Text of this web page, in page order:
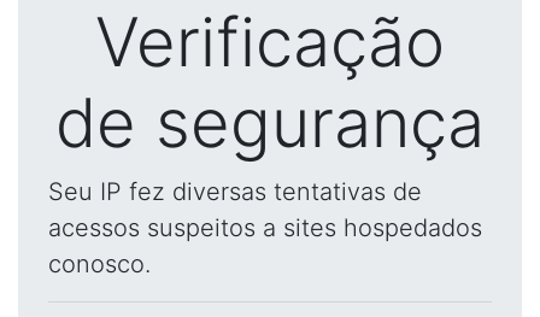
Verificação
de segurança
Seu IP fez diversas tentativas de
acessos suspeitos a sites hospedados
conosco.